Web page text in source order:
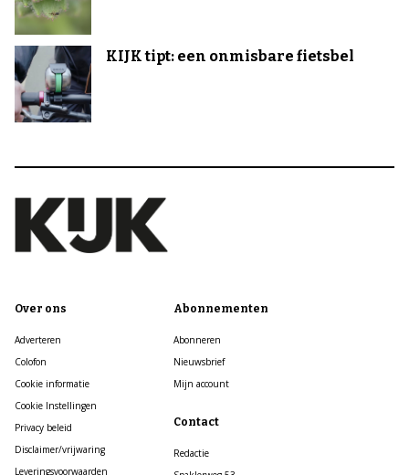
KIJK tipt: een onmisbare fietsbel
Over ons
Adverteren
Colofon
Cookie informatie
Cookie Instellingen
Privacy beleid
Disclaimer/vrijwaring
Leveringsvoorwaarden
Abonnementen
Abonneren
Nieuwsbrief
Mijn account
Contact
Redactie